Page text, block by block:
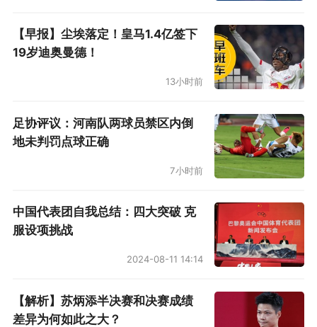
【早报】尘埃落定！皇马1.4亿签下
19岁迪奥曼德！
13小时前
足协评议：河南队两球员禁区内倒
地未判罚点球正确
7小时前
中国代表团自我总结：四大突破 克
服设项挑战
2024-08-11 14:14
【解析】苏炳添半决赛和决赛成绩
差异为何如此之大？